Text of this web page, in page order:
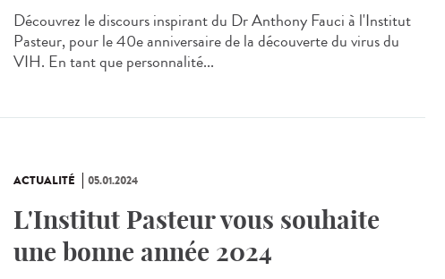
Découvrez le discours inspirant du Dr Anthony Fauci à l'Institut
Pasteur, pour le 40e anniversaire de la découverte du virus du
VIH. En tant que personnalité...
ACTUALITÉ 05.01.2024
L'Institut Pasteur vous souhaite
une bonne année 2024